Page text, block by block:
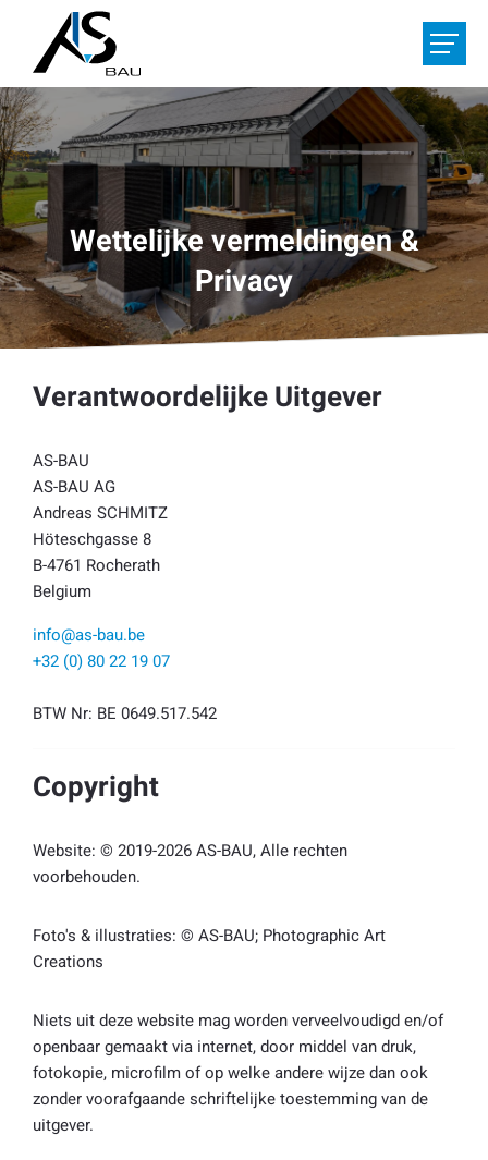
HOME CONTACT
REFERENTIES
OVER ONS
VACATURES
UW PROJECT
Wettelijke vermeldingen &
Privacy
Verantwoordelijke Uitgever
AS-BAU
AS-BAU AG
Andreas SCHMITZ
Höteschgasse 8
B-4761 Rocherath
Belgium
info@as-bau.be
+32 (0) 80 22 19 07
BTW Nr: BE 0649.517.542
Copyright
Website: © 2019-2026 AS-BAU, Alle rechten
voorbehouden.
Foto's & illustraties: © AS-BAU; Photographic Art
Creations
Niets uit deze website mag worden verveelvoudigd en/of
openbaar gemaakt via internet, door middel van druk,
fotokopie, microfilm of op welke andere wijze dan ook
zonder voorafgaande schriftelijke toestemming van de
uitgever.